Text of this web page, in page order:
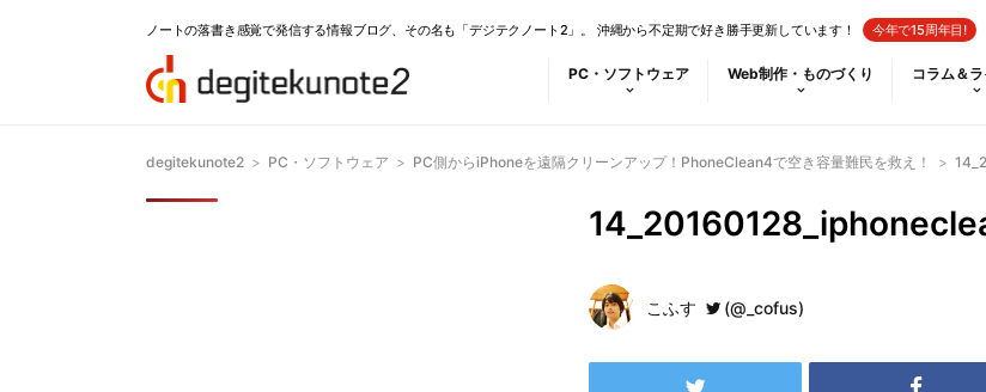
ノートの落書き感覚で発信する情報ブログ、その名も「デジテクノート2」。 沖縄から不定期で好き勝手更新しています！ 今年で15周年目!
PC・ソフトウェア Web制作・ものづくり コラム＆
degitekunote2 > PC・ソフトウェア > PC側からiPhoneを遠隔クリーンアップ！PhoneClean4で空き容量難民を救え！ >
こふす (@_cofus)